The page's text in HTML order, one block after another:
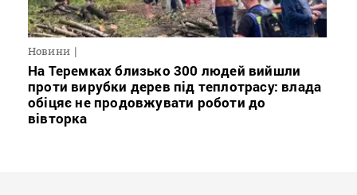
Новини
На Теремках близько 300 людей вийшли
проти вирубки дерев під теплотрасу: влада
обіцяє не продовжувати роботи до
вівторка